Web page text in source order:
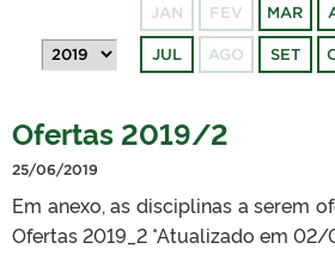
PORTARIAS
JAN FEV MAR
JUL AGO SET
Ofertas 2019/2
25/06/2019
Em anexo, as disciplinas a serem
Ofertas 2019_2 *Atualizado em